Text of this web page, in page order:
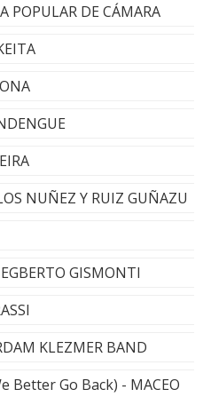
POPULAR DE CÁMARA
NUÑEZ Y RUIZ GUÑAZU
GISMONTI
KLEZMER BAND
Better Go Back) - MACEO